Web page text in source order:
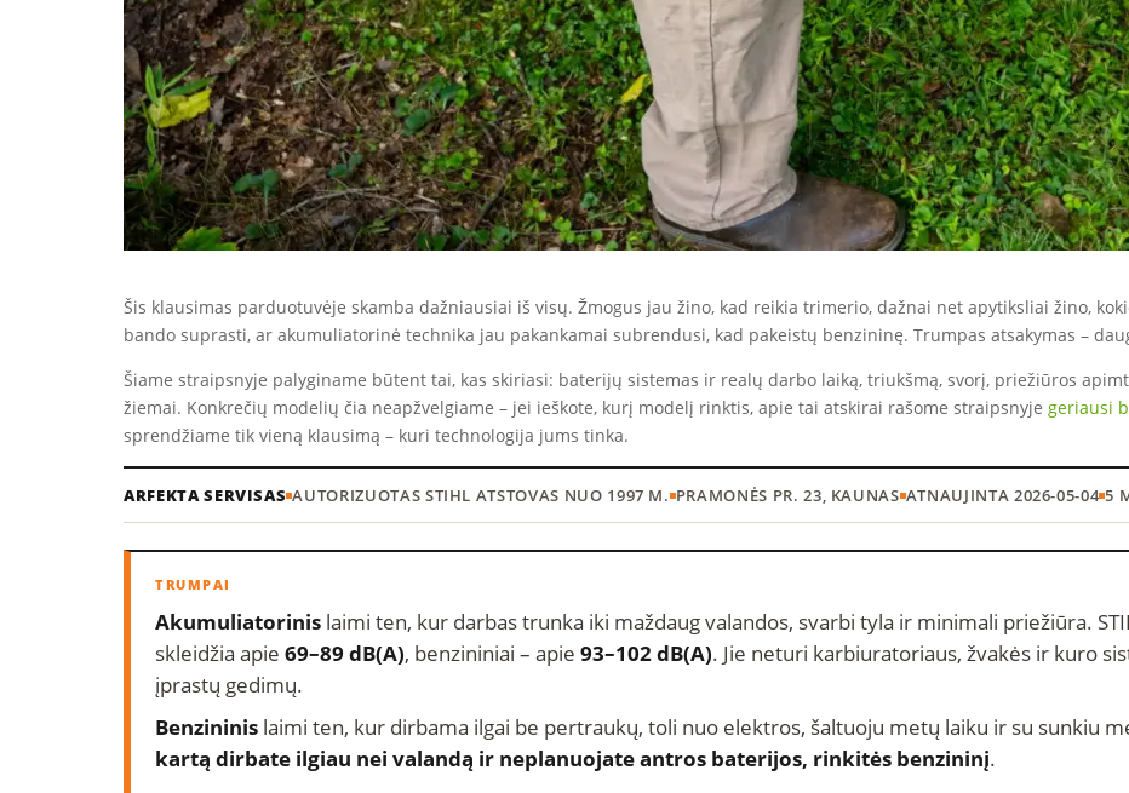
Šis klausimas parduotuvėje skamba dažniausiai iš visų. Žmogus jau žino, kad reikia trimerio, dažnai net apytiksliai žino,
bando suprasti, ar akumuliatorinė technika jau pakankamai subrendusi, kad pakeistų benzininę. Trumpas atsakymas –
Šiame straipsnyje palyginame būtent tai, kas skiriasi: baterijų sistemas ir realų darbo laiką, triukšmą, svorį, priežiūros
žiemai. Konkrečių modelių čia neapžvelgiame – jei ieškote, kurį modelį rinktis, apie tai atskirai rašome straipsnyje geriausi
sprendžiame tik vieną klausimą – kuri technologija jums tinka.
ARFEKTA SERVISAS AUTORIZUOTAS STIHL ATSTOVAS NUO 1997 M. PRAMONĖS PR. 23, KAUNAS ATNAUJINTA 2026-05-04 5
Akumuliatorinis laimi ten, kur darbas trunka iki maždaug valandos, svarbi tyla ir minimali priežiūra.
skleidžia apie 69–89 dB(A), benzininiai – apie 93–102 dB(A). Jie neturi karbiuratoriaus, žvakės ir kuro
įprastų gedimų.
Benzininis laimi ten, kur dirbama ilgai be pertraukų, toli nuo elektros, šaltuoju metų laiku ir su sunkiu
kartą dirbate ilgiau nei valandą ir neplanuojate antros baterijos, rinkitės benzininį.